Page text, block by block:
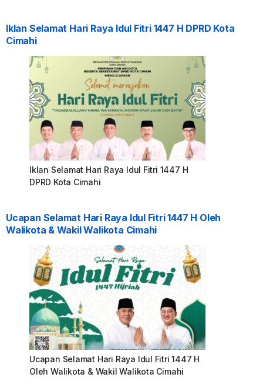
Iklan Selamat Hari Raya Idul Fitri 1447 H DPRD Kota
Cimahi
Iklan Selamat Hari Raya Idul Fitri 1447 H
DPRD Kota Cimahi
Ucapan Selamat Hari Raya Idul Fitri 1447 H Oleh
Walikota & Wakil Walikota Cimahi
Ucapan Selamat Hari Raya Idul Fitri 1447 H
Oleh Walikota & Wakil Walikota Cimahi